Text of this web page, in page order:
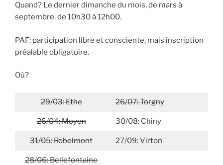
Quand? Le dernier dimanche du mois, de mars à
septembre, de 10h30 à 12h00.
PAF: participation libre et consciente, mais inscription
préalable obligatoire.
Où?
29/03: Ethe 26/07: Torgny
26/04: Moyen 30/08: Chiny
31/05: Robelmont 27/09: Virton
28/06: Bellefontaine